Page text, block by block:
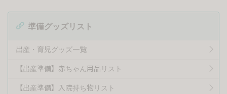
準備グッズリスト
出産・育児グッズ一覧
【出産準備】赤ちゃん用品リスト
【出産準備】入院持ち物リスト